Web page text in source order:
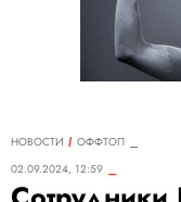
НОВОСТИ
ОФФТОП
02.09.2024, 12:59